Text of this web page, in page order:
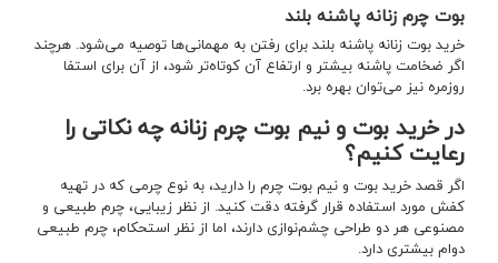
بوت چرم زنانه پاشنه بلند
خرید بوت زنانه پاشنه بلند برای رفتن به مهمانی‌ها توصیه می‌شود. هرچند
اگر ضخامت پاشنه بیشتر و ارتفاع آن کوتاه‌تر شود، از آن برای استفا
روزمره نیز می‌توان بهره برد.
در خرید بوت و نیم بوت چرم زنانه چه نکاتی را
رعایت کنیم؟
اگر قصد خرید بوت و نیم بوت چرم را دارید، به نوع چرمی که در تهیه
کفش مورد استفاده قرار گرفته دقت کنید. از نظر زیبایی، چرم طبیعی و
مصنوعی هر دو طراحی چشم‌نوازی دارند، اما از نظر استحکام، چرم طبیعی
دوام بیشتری دارد.